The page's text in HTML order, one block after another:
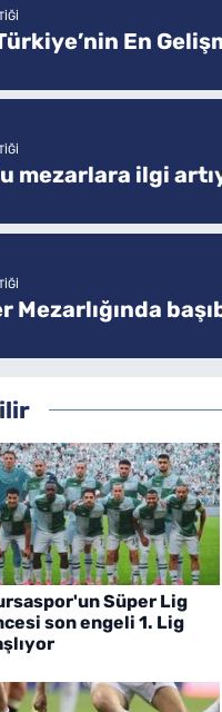
En
mezarlara ilgi
Mezarlığında
Süper Lig
son engeli 1. Lig